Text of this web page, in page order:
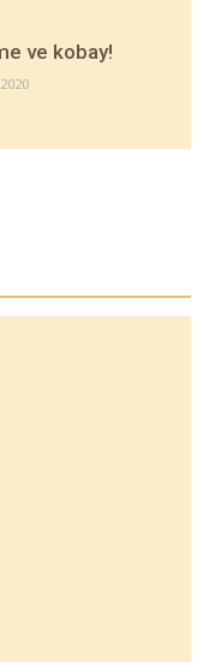
ve kobay!